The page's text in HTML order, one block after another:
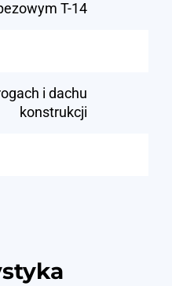
T-14
i dachu
konstrukcji